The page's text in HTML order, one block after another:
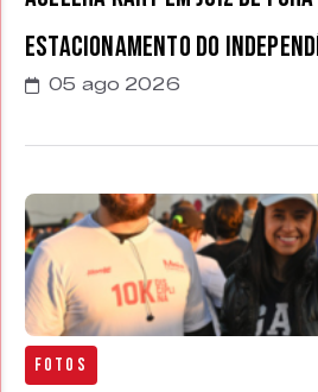
estacionamento do
05 ago 2026
Fotos